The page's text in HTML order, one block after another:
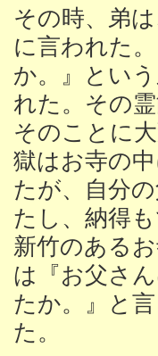
その時、弟
に言われた
か。』とい
れた。その
そのことに
獄はお寺の
たが、自分
たし、納得
新竹のある
は『お父さ
たか。』と
た。